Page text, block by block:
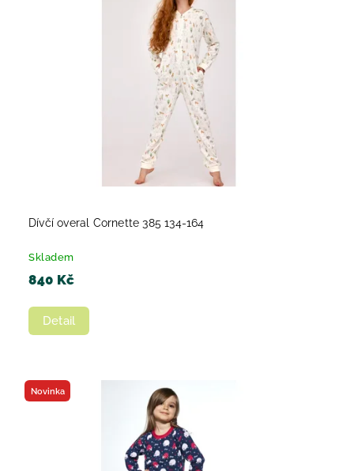
Abecedně
Dívčí overal Cornette 385 134-164
Skladem
840 Kč
Detail
Novinka